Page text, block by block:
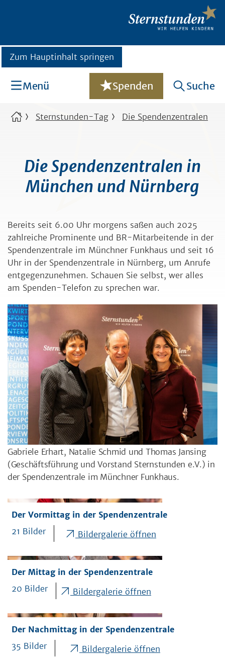
Zum Hauptinhalt springen
Menü Spenden Suche
Sternstunden-Tag Die Spendenzentralen
Die Spendenzentralen in
München und Nürnberg
Bereits seit 6.00 Uhr morgens saßen auch 2025
zahlreiche Prominente und BR-Mitarbeitende in der
Spendenzentrale im Münchner Funkhaus und seit 16
Uhr in der Spendenzentrale in Nürnberg, um Anrufe
entgegenzunehmen. Schauen Sie selbst, wer alles
am Spenden-Telefon zu sprechen war.
Gabriele Erhart, Natalie Schmid und Thomas Jansing
(Geschäftsführung und Vorstand Sternstunden e.V.) in
der Spendenzentrale im Münchner Funkhaus.
Der Vormittag in der Spendenzentrale
21 Bilder
Bildergalerie öffnen
Der Mittag in der Spendenzentrale
20 Bilder
Bildergalerie öffnen
Der Nachmittag in der Spendenzentrale
35 Bilder
Bildergalerie öffnen